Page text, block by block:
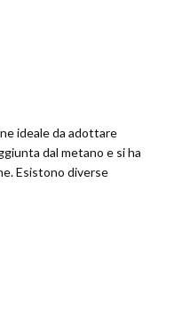
ideale da adottare
dal metano e si ha
Esistono diverse